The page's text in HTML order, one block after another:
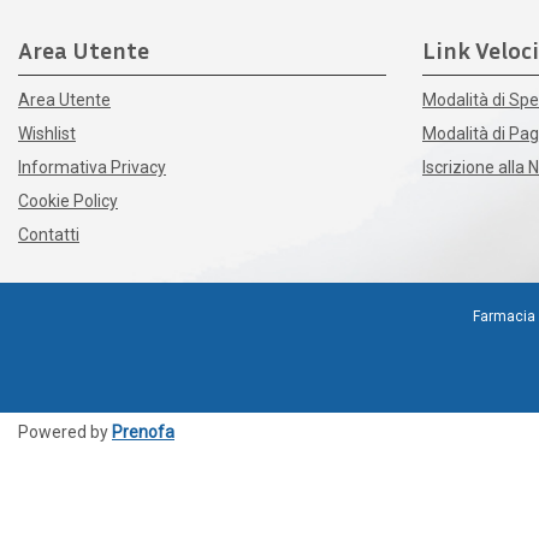
Area Utente
Area Utente
Wishlist
Informativa Privacy
Cookie Policy
Contatti
Link Veloci
Modalità di
Modalità di
Iscrizione alla
Powered by Prenofa